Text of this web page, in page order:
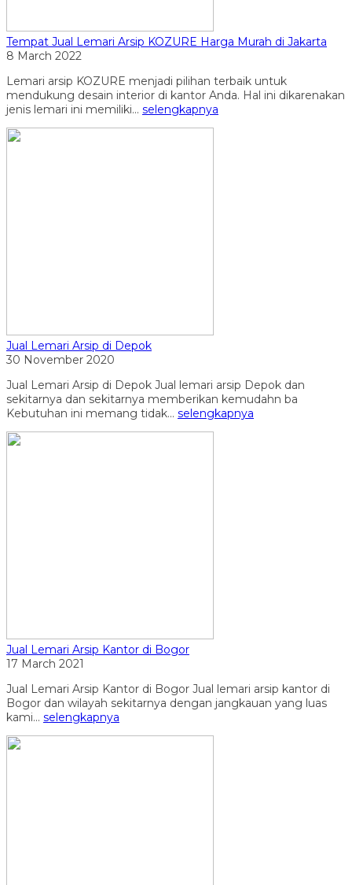
Tempat Jual Lemari Arsip KOZURE Harga Murah di Jakarta
8 March 2022
Lemari arsip KOZURE menjadi pilihan terbaik untuk
mendukung desain interior di kantor Anda. Hal ini dikarenakan
jenis lemari ini memiliki... selengkapnya
Jual Lemari Arsip di Depok
30 November 2020
Jual Lemari Arsip di Depok Jual lemari arsip Depok dan
sekitarnya dan sekitarnya memberikan kemudahn ba
Kebutuhan ini memang tidak... selengkapnya
Jual Lemari Arsip Kantor di Bogor
17 March 2021
Jual Lemari Arsip Kantor di Bogor Jual lemari arsip kantor di
Bogor dan wilayah sekitarnya dengan jangkauan yang luas
kami... selengkapnya